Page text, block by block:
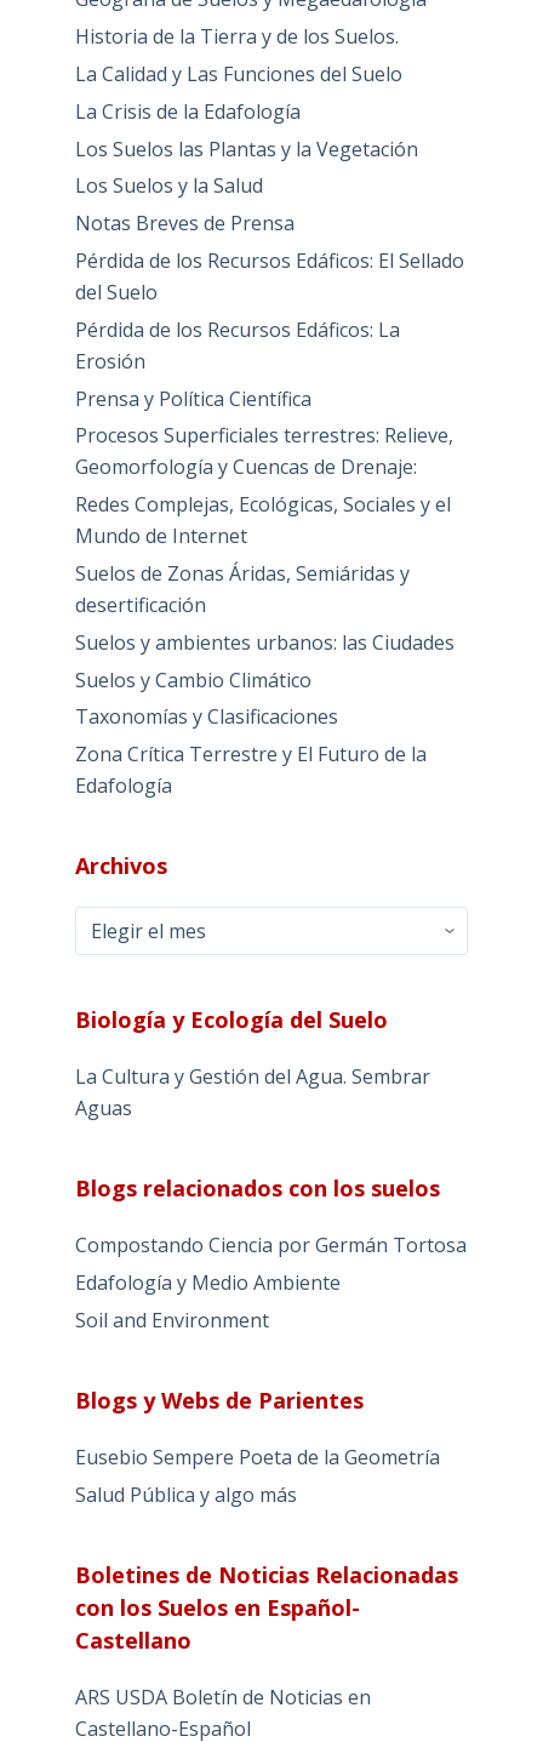
Historia de la Tierra y de los Suelos.
La Calidad y Las Funciones del Suelo
La Crisis de la Edafología
Los Suelos las Plantas y la Vegetación
Los Suelos y la Salud
Notas Breves de Prensa
Pérdida de los Recursos Edáficos: El Sellado
del Suelo
Pérdida de los Recursos Edáficos: La
Erosión
Prensa y Política Científica
Procesos Superficiales terrestres: Relieve,
Geomorfología y Cuencas de Drenaje:
Redes Complejas, Ecológicas, Sociales y el
Mundo de Internet
Suelos de Zonas Áridas, Semiáridas y
desertificación
Suelos y ambientes urbanos: las Ciudades
Suelos y Cambio Climático
Taxonomías y Clasificaciones
Zona Crítica Terrestre y El Futuro de la
Edafología
Archivos
Archivos
Biología y Ecología del Suelo
La Cultura y Gestión del Agua. Sembrar
Aguas
Blogs relacionados con los suelos
Compostando Ciencia por Germán Tortosa
Edafología y Medio Ambiente
Soil and Environment
Blogs y Webs de Parientes
Eusebio Sempere Poeta de la Geometría
Salud Pública y algo más
Boletines de Noticias Relacionadas
con los Suelos en Español-
Castellano
ARS USDA Boletín de Noticias en
Castellano-Español